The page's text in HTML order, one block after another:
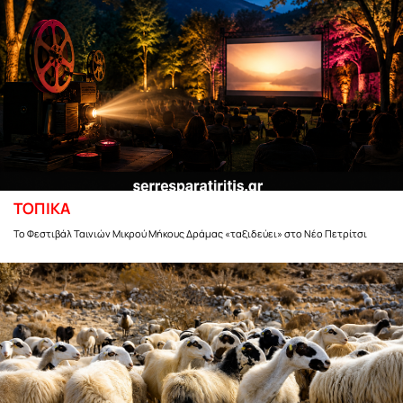
ΤΟΠΙΚΑ
Το Φεστιβάλ Ταινιών Μικρού Μήκους Δράμας «ταξιδεύει» στο Νέο Πετρίτσι